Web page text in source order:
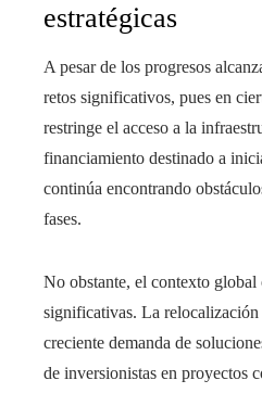
estratégicas
A pesar de los progresos
retos significativos, pues en
restringe el acceso a la
financiamiento destinado a
continúa encontrando
fases.
No obstante, el contexto global
significativas. La relocalización
creciente demanda de
de inversionistas en proyectos